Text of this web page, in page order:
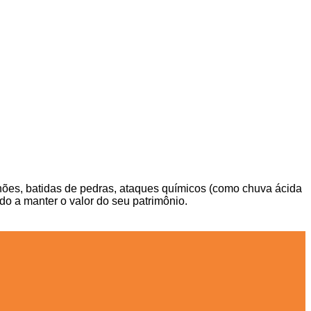
batidas de pedras, ataques químicos (como chuva ácida
a manter o valor do seu patrimônio.